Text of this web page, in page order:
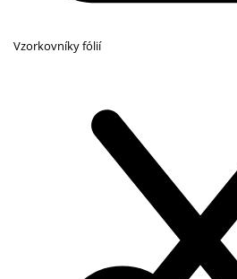
Vzorkovníky fólií